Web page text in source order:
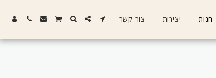
חנות יצירות צור קשר